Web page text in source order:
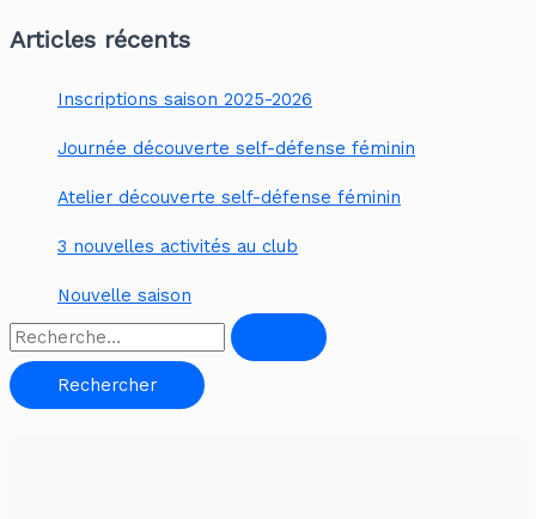
Articles récents
Inscriptions saison 2025-2026
Journée découverte self-défense féminin
Atelier découverte self-défense féminin
3 nouvelles activités au club
Nouvelle saison
R
e
c